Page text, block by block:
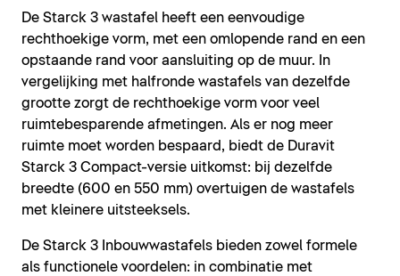
De Starck 3 wastafel heeft een eenvoudige
rechthoekige vorm, met een omlopende rand en een
opstaande rand voor aansluiting op de muur. In
vergelijking met halfronde wastafels van dezelfde
grootte zorgt de rechthoekige vorm voor veel
ruimtebesparende afmetingen. Als er nog meer
ruimte moet worden bespaard, biedt de Duravit
Starck 3 Compact-versie uitkomst: bij dezelfde
breedte (600 en 550 mm) overtuigen de wastafels
met kleinere uitsteeksels.
De Starck 3 Inbouwwastafels bieden zowel formele
als functionele voordelen: in combinatie met